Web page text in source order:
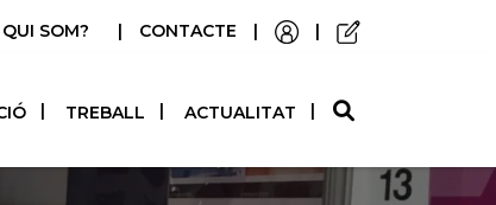
QUI SOM? | CONTACTE | |
TREBALL ACTUALITAT